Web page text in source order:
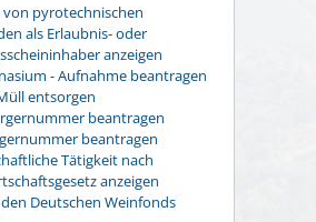
pyrotechnischen
als Erlaubnis- oder
anzeigen
- Aufnahme beantragen
entsorgen
beantragen
beantragen
Tätigkeit nach
anzeigen
Deutschen Weinfonds